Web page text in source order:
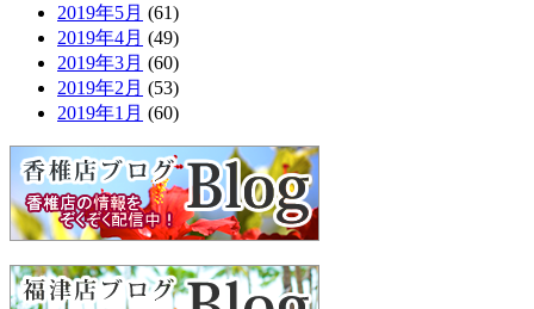
2019年5月 (61)
2019年4月 (49)
2019年3月 (60)
2019年2月 (53)
2019年1月 (60)